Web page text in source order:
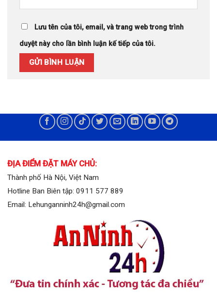
Lưu tên của tôi, email, và trang web trong trình
duyệt này cho lần bình luận kế tiếp của tôi.
ĐỊA ĐIỂM ĐẶT MÁY CHỦ:
Thành phố Hà Nội, Việt Nam
Hotline Ban Biên tập: 0911 577 889
Email: Lehunganninh24h@gmail.com